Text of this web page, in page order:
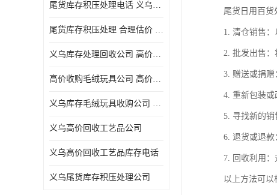
尾货库存积压处理电话 义乌市永峰贸易商行
尾货库存积压处理 合理估价 量大量小均可
义乌库存处理回收公司 高价回收库存积压 大量尾货回收
高价收购毛绒玩具公司 高价回收库存积压 回收库存 二手勿扰
义乌库存毛绒玩具收购公司 高价回收库存积压 义乌市永峰贸易商行
义乌高价回收工艺品公司
义乌高价回收工艺品库存电话
义乌尾货库存积压处理公司
尾货日用百货
1. 清仓销售
2. 批发出售：
3. 赠送或捐赠
4. 重新包装或
5. 寻找新的销
6. 退货或退款
7. 回收利用
以上方法可以